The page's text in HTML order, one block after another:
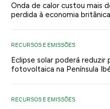
Onda de calor custou mais
perdida à economia britânica
RECURSOS E EMISSÕES
Eclipse solar poderá reduzir
fotovoltaica na Península
RECURSOS E EMISSÕES